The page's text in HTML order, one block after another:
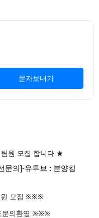
문자보내기
원 모집 합니다 ★
문의]-유투브 : 분양킹
모집 ※※※
문의환영 ※※※